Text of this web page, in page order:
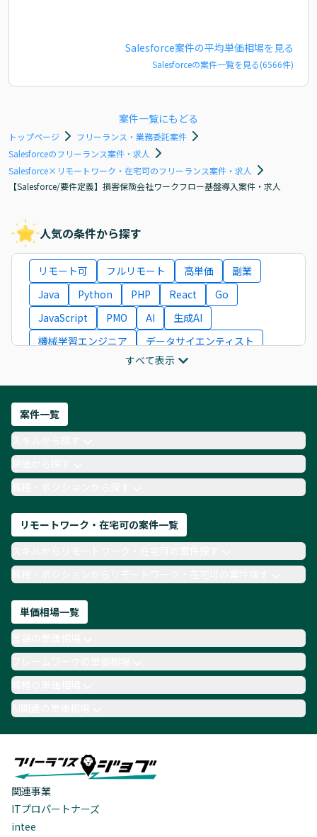
Salesforce案件の平均単価相場を見る
Salesforceの案件一覧を見る(6566件)
案件一覧にもどる
トップページ
フリーランス・業務委託案件
Salesforceのフリーランス案件・求人
Salesforce×リモートワーク・在宅可のフリーランス案件・求人
【Salesforce/要件定義】損害保険会社ワークフロー基盤導入案件・求人
人気の条件から探す
リモート可 フルリモート 高単価
副業
Java
Python PHP React
Go
JavaScript
PMO AI
生成AI
機械学習エンジニア
データサイエンティスト
ITコンサルタント
フロントエンドエンジニア
ネットワークエンジニア
AIエンジニア
Webデザイナー
月収100万円 業務委託
COBOL
Ruby
TypeScript
Laravel AWS
すべて表示
案件一覧
単価から探す
職種・ポジションから探す
リモートワーク・在宅可の案件一覧
職種・ポジションからリモートワーク・在宅可の案件探す
単価相場一覧
職種の単価相場
AI関連の単価相場
関連事業
ITプロパートナーズ
intee